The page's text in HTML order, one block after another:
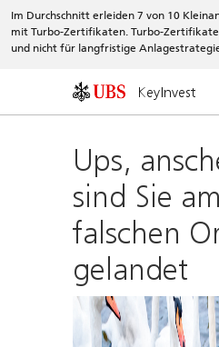
Im Durchschnitt erleiden 7 von 10
mit Turbo-Zertifikaten. Turbo-
und nicht für langfristige
KeyInvest
Ups,
sind Sie am
falschen
gelandet